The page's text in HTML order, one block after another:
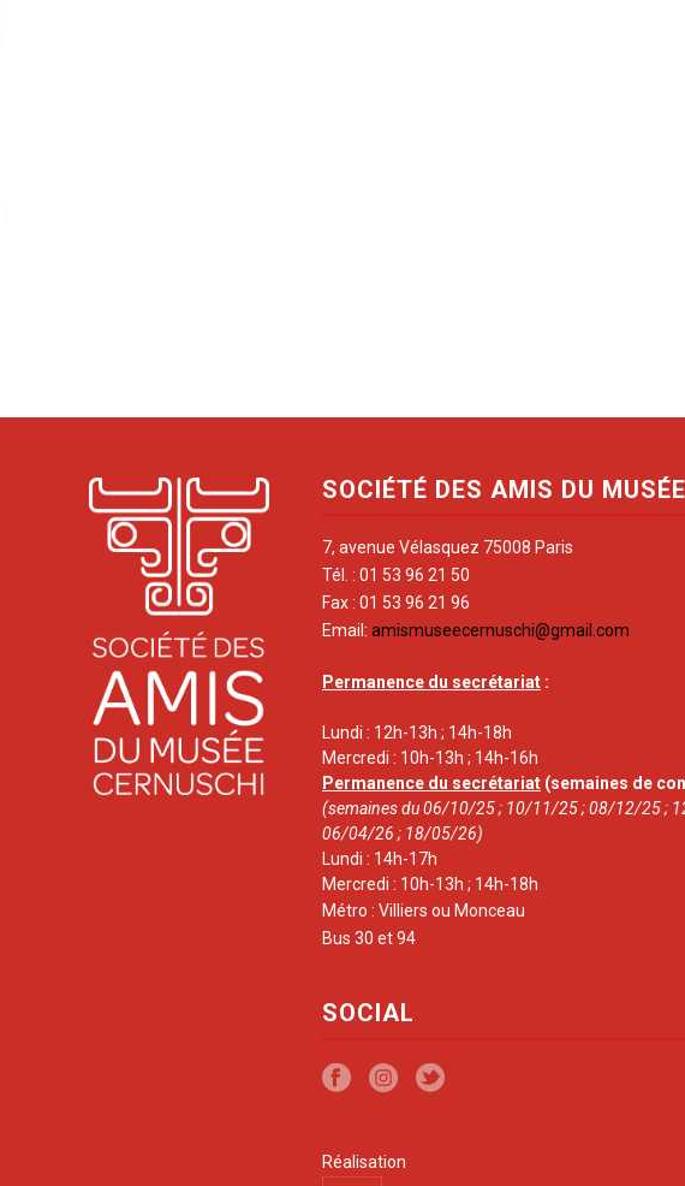
SOCIÉTÉ DES AMIS DU
7, avenue Vélasquez 75008 Paris
Tél. : 01 53 96 21 50
Fax : 01 53 96 21 96
Email: amismuseecernuschi@gmail.com
Permanence du secrétariat :
Lundi : 12h-13h ; 14h-18h
Mercredi : 10h-13h ; 14h-16h
Permanence du secrétariat (semaines de
(semaines du 06/10/25 ; 10/11/25 ; 08/12/25 ;
06/04/26 ; 18/05/26)
Lundi : 14h-17h
Mercredi : 10h-13h ; 14h-18h
Métro : Villiers ou Monceau
Bus 30 et 94
SOCIAL
Réalisation